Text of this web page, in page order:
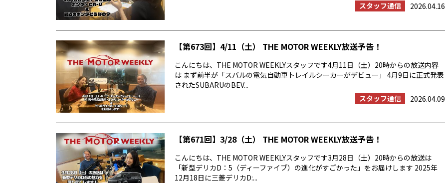
スタッフ通信
2026.04.16
【第673回】4/11（土） THE MOTOR WEEKLY放送予告！
こんにちは、THE MOTOR WEEKLYスタッフです4月11日（土）20時からの放送内容
は まず前半が「スバルの電気自動車トレイルシーカーがデビュー」 4月9日に正式発表
されたSUBARUのBEV...
スタッフ通信
2026.04.09
【第671回】3/28（土） THE MOTOR WEEKLY放送予告！
こんにちは、THE MOTOR WEEKLYスタッフです3月28日（土）20時からの放送は
「新型デリカD：5（ディーファイブ）の進化がすごかった」をお届けします 2025年
12月18日に三菱デリカD:...